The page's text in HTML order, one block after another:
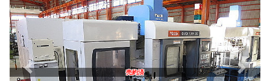
売約済
Previous Next